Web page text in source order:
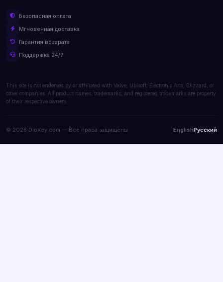
Безопасная оплата
Мгновенная доставка
Гарантия возврата
Поддержка 24/7
This site is not endorsed by or affiliated with Valve, Ubisoft, Electronic Arts, Blizzard, or
other companies. All product names, trademarks, and registered trademarks are property
of their respective owners.
© 2026 DioKey.com — Все права защищены. EnglishРусский